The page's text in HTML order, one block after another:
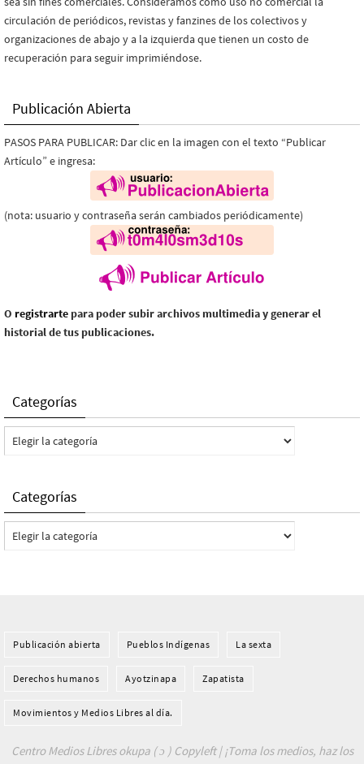
circulación de periódicos, revistas y fanzines de los colectivos y
organizaciones de abajo y a la izquierda que tienen un costo de
recuperación para seguir imprimiéndose.
Publicación Abierta
PASOS PARA PUBLICAR: Dar clic en la imagen con el texto “Publicar
Artículo” e ingresa:
(nota: usuario y contraseña serán cambiados periódicamente)
O registrarte para poder subir archivos multimedia y generar el
historial de tus publicaciones.
Categorías
Categorías
Categorías
Categorías
Publicación abierta Pueblos Indí­genas La sexta
Derechos humanos Ayotzinapa Zapatista
Movimientos y Medios Libres al día.
Centro Medios Libres okupa ( ɔ ) Copyleft | ¡Toma los medios, haz los